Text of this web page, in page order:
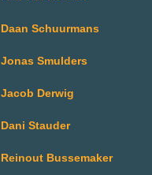
Daan Schuurmans
Jonas Smulders
Jacob Derwig
Dani Stauder
Reinout Bussemaker